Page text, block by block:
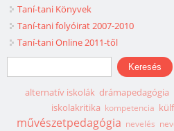
Taní-tani Könyvek
Taní-tani folyóirat 2007-2010
Taní-tani Online 2011-től
Keresés űrlap
Keresés
alternatív iskolák drámapedagógia
iskolakritika kompetencia
művészetpedagógia nevelés